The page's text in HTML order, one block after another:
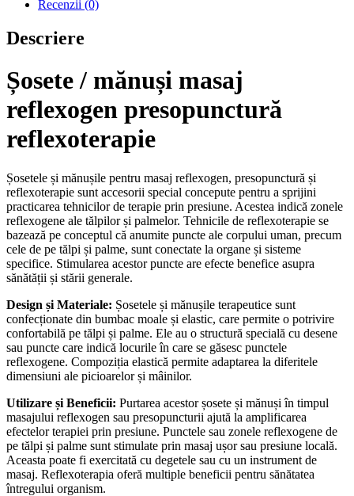
Recenzii (0)
Descriere
Șosete / mănuși masaj
reflexogen presopunctură
reflexoterapie
Șosetele și mănușile pentru masaj reflexogen, presopunctură și
reflexoterapie sunt accesorii special concepute pentru a sprijini
practicarea tehnicilor de terapie prin presiune. Acestea indică zonele
reflexogene ale tălpilor și palmelor. Tehnicile de reflexoterapie se
bazează pe conceptul că anumite puncte ale corpului uman, precum
cele de pe tălpi și palme, sunt conectate la organe și sisteme
specifice. Stimularea acestor puncte are efecte benefice asupra
sănătății și stării generale.
Design și Materiale: Șosetele și mănușile terapeutice sunt
confecționate din bumbac moale și elastic, care permite o potrivire
confortabilă pe tălpi și palme. Ele au o structură specială cu desene
sau puncte care indică locurile în care se găsesc punctele
reflexogene. Compoziția elastică permite adaptarea la diferitele
dimensiuni ale picioarelor și mâinilor.
Utilizare și Beneficii: Purtarea acestor șosete și mănuși în timpul
masajului reflexogen sau presopuncturii ajută la amplificarea
efectelor terapiei prin presiune. Punctele sau zonele reflexogene de
pe tălpi și palme sunt stimulate prin masaj ușor sau presiune locală.
Aceasta poate fi exercitată cu degetele sau cu un instrument de
masaj. Reflexoterapia oferă multiple beneficii pentru sănătatea
întregului organism.